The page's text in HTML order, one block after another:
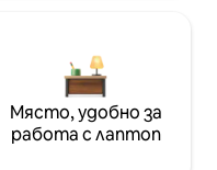
Място, удобно за
работа с лаптоп